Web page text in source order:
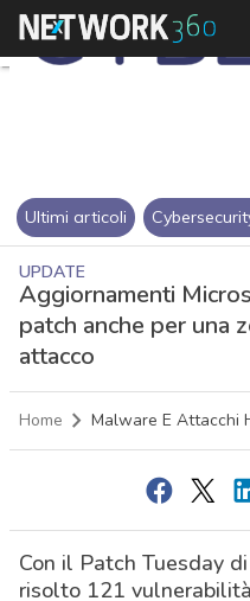
Ultimi articoli
UPDATE
Aggiornamenti
patch anche per una
attacco
Home Malware E Attacchi
Con il Patch Tuesday
risolto 121